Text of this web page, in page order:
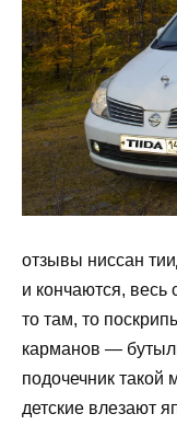
отзывы ниссан
и кончаются, весь
то там, то
карманов —
подочечник такой
детские влезают